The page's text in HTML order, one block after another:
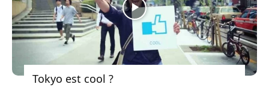
Tokyo est cool ?